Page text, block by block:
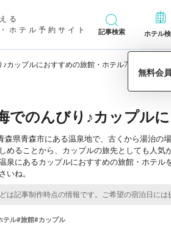
る
ホテル予約サイト
記事検索 ホテル
カップルにおすすめの旅館・ホテル7選
でのんびり♪カップル
森県青森市にある温泉地で、古くから湯治
めることから、カップルの旅先としても人
泉にあるカップルにおすすめの旅館・ホテ
いね。
テル#旅館#カップル